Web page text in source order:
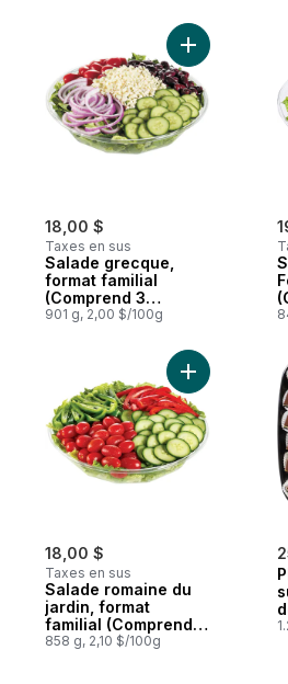
18,00 $
Taxes en sus
Salade grecque,
format familial
(Comprend 3
vinaigrettes gratuits
901 g, 2,00 $/100g
Ajouter
18,00 $
Taxes en sus
Salade romaine du
jardin, format
familial (Comprend 3
vinaigrettes gratuits
858 g, 2,10 $/100g
Ajouter